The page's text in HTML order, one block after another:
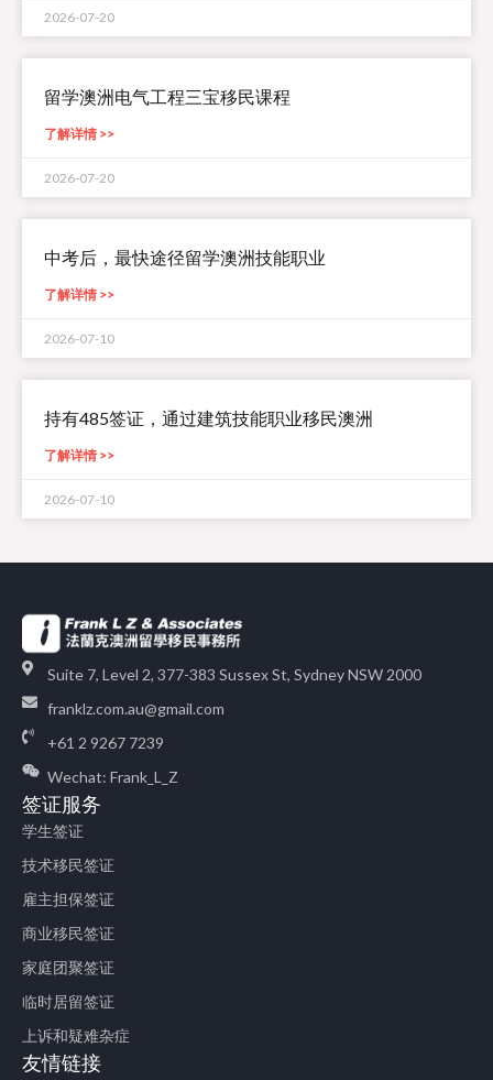
2026-07-20
留学澳洲电气工程三宝移民课程
了解详情 >>
2026-07-20
中考后，最快途径留学澳洲技能职业
了解详情 >>
2026-07-10
持有485签证，通过建筑技能职业移民澳洲
了解详情 >>
2026-07-10
Suite 7, Level 2, 377-383 Sussex St, Sydney NSW 2000
franklz.com.au@gmail.com
+61 2 9267 7239
Wechat: Frank_L_Z
签证服务
学生签证
技术移民签证
雇主担保签证
商业移民签证
家庭团聚签证
临时居留签证
上诉和疑难杂症
友情链接